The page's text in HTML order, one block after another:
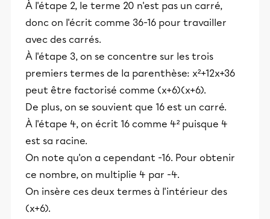
À l'étape 2, le terme 20 n'est pas un carré,
donc on l'écrit comme 36-16 pour travailler
avec des carrés.
À l'étape 3, on se concentre sur les trois
premiers termes de la parenthèse: x²+12x+36
peut être factorisé comme (x+6)(x+6).
De plus, on se souvient que 16 est un carré.
À l'étape 4, on écrit 16 comme 4² puisque 4
est sa racine.
On note qu'on a cependant -16. Pour obtenir
ce nombre, on multiplie 4 par -4.
On insère ces deux termes à l'intérieur des
(x+6).